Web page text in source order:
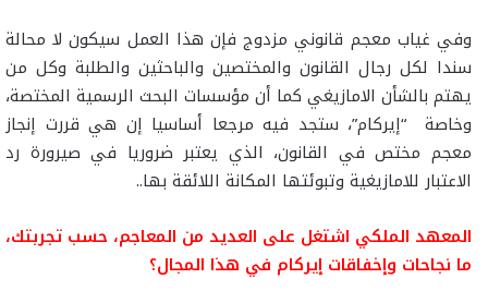
وفي غياب معجم قانوني مزدوج فإن هذا العمل سيكون لا محالة
سندا لكل رجال القانون والمختصين والباحثين والطلبة وكل من
يهتم بالشأن الامازيغي كما أن مؤسسات البحث الرسمية المختصة،
وخاصة “إيركام”، ستجد فيه مرجعا أساسيا إن هي قررت إنجاز
معجم مختص في القانون، الذي يعتبر ضروريا في صيرورة رد
الاعتبار للامازيغية وتبوئتها المكانة اللائقة بها..
المعهد الملكي اشتغل على العديد من المعاجم، حسب تجربتك،
ما نجاحات وإخفاقات إيركام في هذا المجال؟